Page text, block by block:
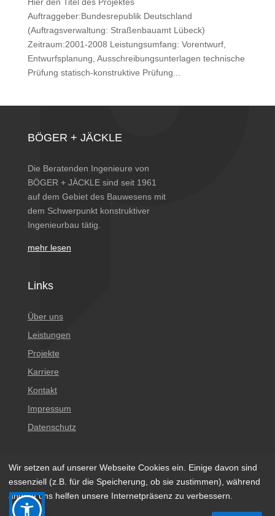
Auftraggeber:Bundesrepublik Deutschland
(Auftragsverwaltung: Straßenbauamt Lübeck)
Zeitraum:2001-2008 Leistungsumfang: Vorentwurf,
Entwurfsplanung, Ausschreibungsunterlagen technische
Prüfung statisch-konstruktive Prüfung...
BÖGER + JÄCKLE
Die Beratenden Ingenieure von
BÖGER + JÄCKLE sind seit 1961
auf dem Gebiet des Bauwesens mit
dem Schwerpunkt konstruktiver
Ingenieurbau tätig.
mehr lesen
Links
Über uns
Leistungen
Projekte
Karriere
Kontakt
Impressum
Datenschutz
© 2023 BÖGER + JÄCKLE Gesellschaft Beratender
Wir setzen auf unserer Webseite Cookies ein. Einige davon sind
essenziell (z.B. für die Speicherung, ob sie zustimmen), während
andere uns helfen unsere Internetpräsenz zu verbessern.